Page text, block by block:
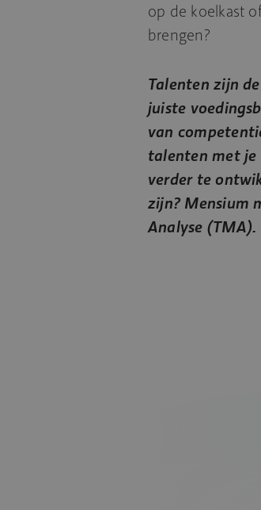
op de koelkast
brengen?
Talenten zijn
juiste
van
talenten met
verder te
zijn? Mensium
Analyse (TMA).